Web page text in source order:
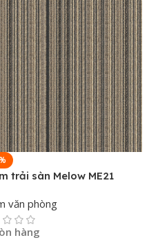
trải sàn Melow ME21
văn phòng
hàng